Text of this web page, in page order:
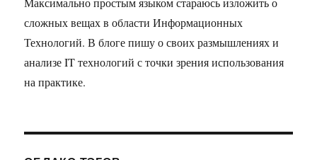
сложных вещах в области Информационных
Технологий. В блоге пишу о своих размышлениях и
анализе IT технологий с точки зрения использования
на практике.